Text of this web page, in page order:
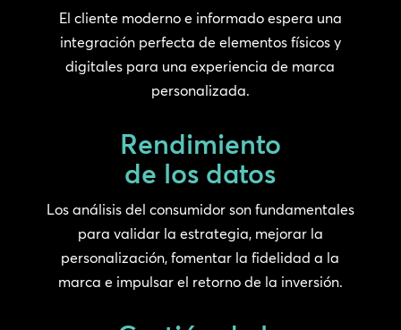
El cliente moderno e informado espera una
integración perfecta de elementos físicos y
digitales para una experiencia de marca
personalizada.
Rendimiento
de los datos
Los análisis del consumidor son fundamentales
para validar la estrategia, mejorar la
personalización, fomentar la fidelidad a la
marca e impulsar el retorno de la inversión.